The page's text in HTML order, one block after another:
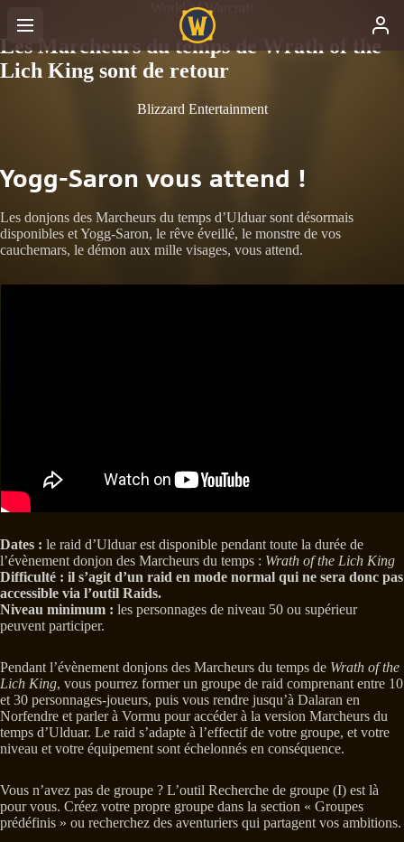
World of Warcraft
Les Marcheurs du temps de Wrath of the
Lich King sont de retour
Blizzard Entertainment
Yogg-Saron vous attend !
Les donjons des Marcheurs du temps d’Ulduar sont désormais
disponibles et Yogg-Saron, le rêve éveillé, le monstre de vos
cauchemars, le démon aux mille visages, vous attend.
Dates : le raid d’Ulduar est disponible pendant toute la durée de
l’évènement donjon des Marcheurs du temps : Wrath of the Lich King
Difficulté : il s’agit d’un raid en mode normal qui ne sera donc pas
accessible via l’outil Raids.
Niveau minimum : les personnages de niveau 50 ou supérieur
peuvent participer.
Pendant l’évènement donjons des Marcheurs du temps de Wrath of the
Lich King, vous pourrez former un groupe de raid comprenant entre 10
et 30 personnages-joueurs, puis vous rendre jusqu’à Dalaran en
Norfendre et parler à Vormu pour accéder à la version Marcheurs du
temps d’Ulduar. Le raid s’adapte à l’effectif de votre groupe, et votre
niveau et votre équipement sont échelonnés en conséquence.
Vous n’avez pas de groupe ? L’outil Recherche de groupe (I) est là
pour vous. Créez votre propre groupe dans la section « Groupes
prédéfinis » ou recherchez des aventuriers qui partagent vos ambitions.